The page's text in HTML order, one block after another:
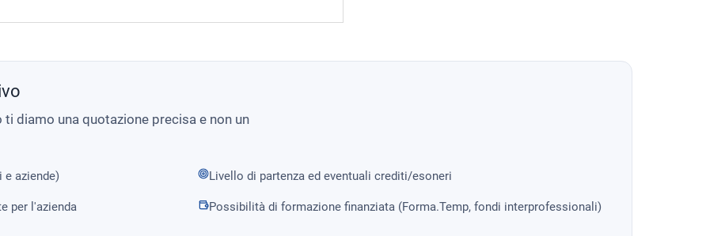
diamo una quotazione precisa e non un
e aziende) Livello di partenza ed eventuali crediti/esoneri
per l'azienda Possibilità di formazione finanziata (Forma.Temp, fondi interprofessionali)